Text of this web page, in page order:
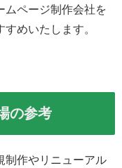
ムページ制作会社を
めいたします。
の参考
制作やリニューアル